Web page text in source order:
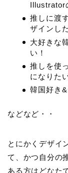
Illustrator
推しに渡
ザインし
大好きな
い！
推しを使
になりた
韓国好き
などなど・・
とにかくデザイ
て、かつ自分の
ある方はどなた